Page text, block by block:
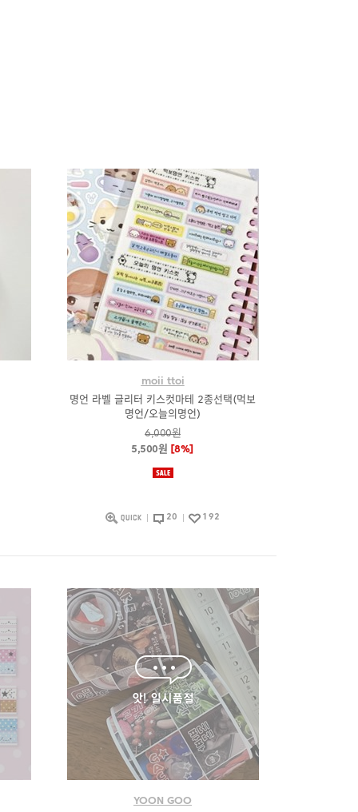
moii ttoi
명언 라벨 글리터 키스컷마테 2종선택(먹보
명언/오늘의명언)
6,000원
5,500원 [8%]
20 192
YOON GOO